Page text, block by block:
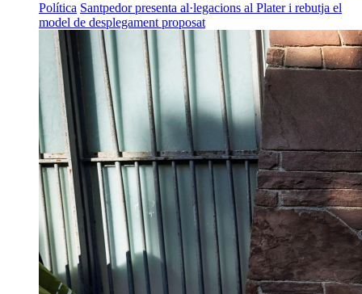
Política Santpedor presenta al·legacions al Plater i rebutja el
model de desplegament proposat